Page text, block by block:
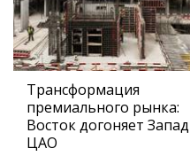
Трансформация
премиального рынка:
Восток догоняет Запад
ЦАО